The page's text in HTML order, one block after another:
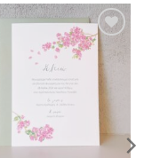
Πρόσθήκη
επιθυμιών